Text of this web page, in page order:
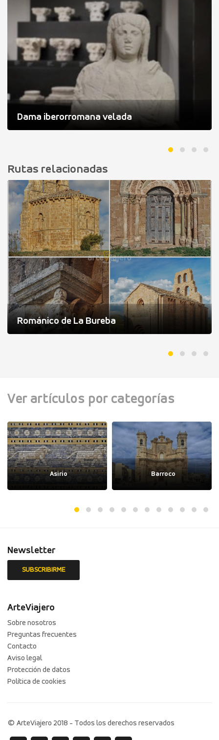
Dama iberorromana velada
Rutas relacionadas
Románico de La Bureba
Ver artículos por categorías
Asirio Barroco
Newsletter
ArteViajero
Sobre nosotros
Preguntas frecuentes
Contacto
Aviso legal
Protección de datos
Política de cookies
© ArteViajero 2018 - Todos los derechos reservados